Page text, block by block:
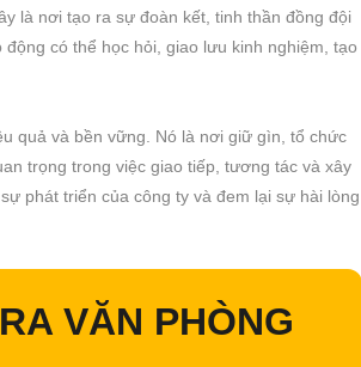
là nơi tạo ra sự đoàn kết, tinh thần đồng đội
có thể học hỏi, giao lưu kinh nghiệm, tạo
quả và bền vững. Nó là nơi giữ gìn, tổ chức
trọng trong việc giao tiếp, tương tác và xây
phát triển của công ty và đem lại sự hài lòng
VĂN PHÒNG